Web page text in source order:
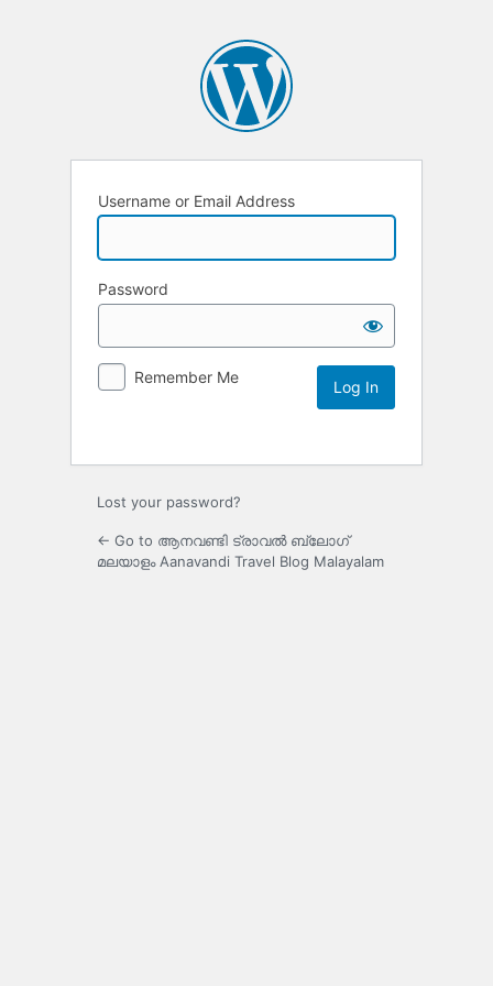
Username or Email Address
Password
Remember Me
Lost your password?
← Go to ആനവണ്ടി ട്രാവൽ ബ്ലോഗ്
മലയാളം Aanavandi Travel Blog Malayalam